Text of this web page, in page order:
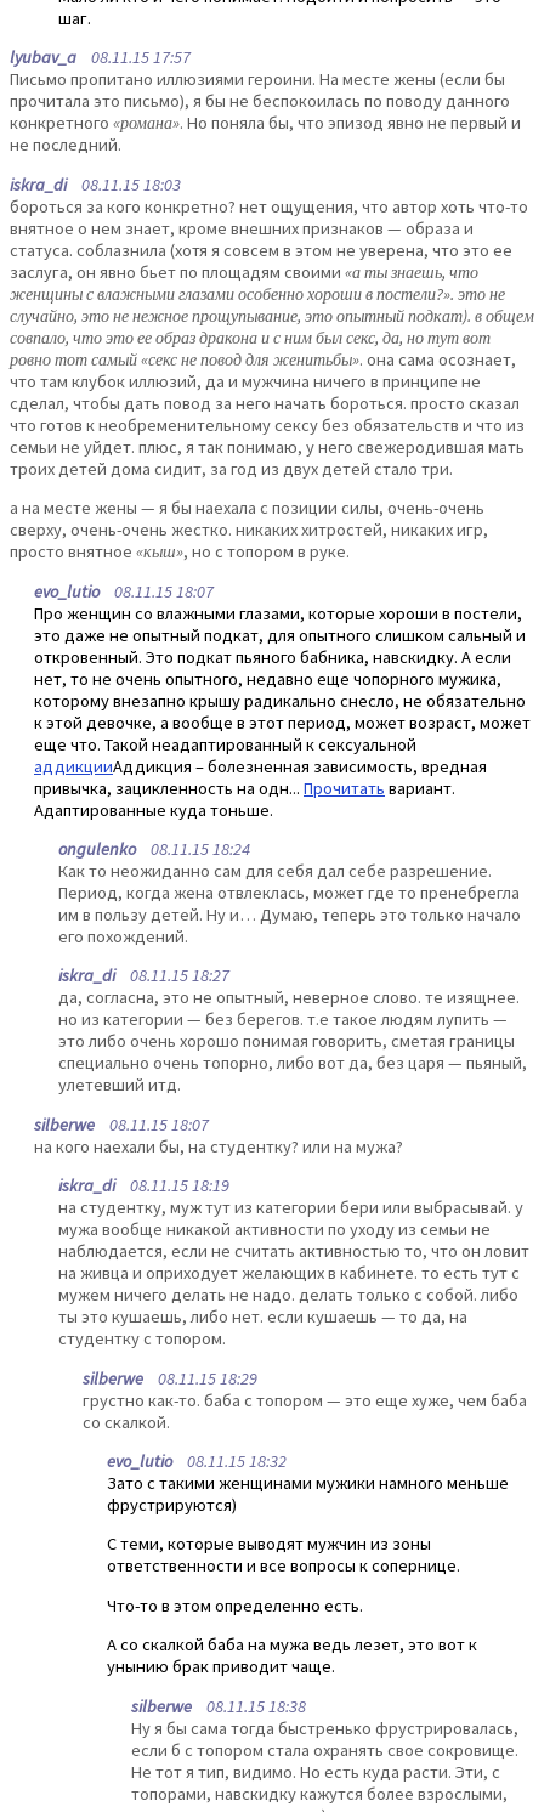
шаг.
lyubav_a 08.11.15 17:57
Письмо пропитано иллюзиями героини. На месте жены (если бы
прочитала это письмо), я бы не беспокоилась по поводу данного
конкретного «романа». Но поняла бы, что эпизод явно не первый и
не последний.
iskra_di08.11.15 18:03
бороться за кого конкретно? нет ощущения, что автор хоть что-то
внятное о нем знает, кроме внешних признаков — образа и
статуса. соблазнила (хотя я совсем в этом не уверена, что это ее
заслуга, он явно бьет по площадям своими «а ты знаешь, что
женщины с влажными глазами особенно хороши в постели?». это не
случайно, это не нежное прощупывание, это опытный подкат). в общем
совпало, что это ее образ дракона и с ним был секс, да, но тут вот
ровно тот самый «секс не повод для женитьбы». она сама осознает,
что там клубок иллюзий, да и мужчина ничего в принципе не
сделал, чтобы дать повод за него начать бороться. просто сказал
что готов к необременительному сексу без обязательств и что из
семьи не уйдет. плюс, я так понимаю, у него свежеродившая мать
троих детей дома сидит, за год из двух детей стало три.
а на месте жены — я бы наехала с позиции силы, очень-очень
сверху, очень-очень жестко. никаких хитростей, никаких игр,
просто внятное «кыш», но с топором в руке.
evo_lutio08.11.15 18:07
Про женщин со влажными глазами, которые хороши в постели,
это даже не опытный подкат, для опытного слишком сальный и
откровенный. Это подкат пьяного бабника, навскидку. А если
нет, то не очень опытного, недавно еще чопорного мужика,
которому внезапно крышу радикально снесло, не обязательно
к этой девочке, а вообще в этот период, может возраст, может
еще что. Такой неадаптированный к сексуальной
аддикцииАддикция – болезненная зависимость, вредная
привычка, зацикленность на одн... Прочитать вариант.
Адаптированные куда тоньше.
ongulenko08.11.15 18:24
Как то неожиданно сам для себя дал себе разрешение.
Период, когда жена отвлеклась, может где то пренебрегла
им в пользу детей. Ну и… Думаю, теперь это только начало
его похождений.
iskra_di08.11.15 18:27
да, согласна, это не опытный, неверное слово. те изящнее.
но из категории — без берегов. т.е такое людям лупить —
это либо очень хорошо понимая говорить, сметая границы
специально очень топорно, либо вот да, без царя — пьяный,
улетевший итд.
silberwe 08.11.15 18:07
на кого наехали бы, на студентку? или на мужа?
iskra_di08.11.15 18:19
на студентку, муж тут из категории бери или выбрасывай. у
мужа вообще никакой активности по уходу из семьи не
наблюдается, если не считать активностью то, что он ловит
на живца и оприходует желающих в кабинете. то есть тут с
мужем ничего делать не надо. делать только с собой. либо
ты это кушаешь, либо нет. если кушаешь — то да, на
студентку с топором.
silberwe 08.11.15 18:29
грустно как-то. баба с топором — это еще хуже, чем баба
со скалкой.
evo_lutio08.11.15 18:32
Зато с такими женщинами мужики намного меньше
фрустрируются)
С теми, которые выводят мужчин из зоны
ответственности и все вопросы к сопернице.
Что-то в этом определенно есть.
А со скалкой баба на мужа ведь лезет, это вот к
унынию брак приводит чаще.
silberwe 08.11.15 18:38
Ну я бы сама тогда быстренько фрустрировалась,
если б с топором стала охранять свое сокровище.
Не тот я тип, видимо. Но есть куда расти. Эти, с
топорами, навскидку кажутся более взрослыми,